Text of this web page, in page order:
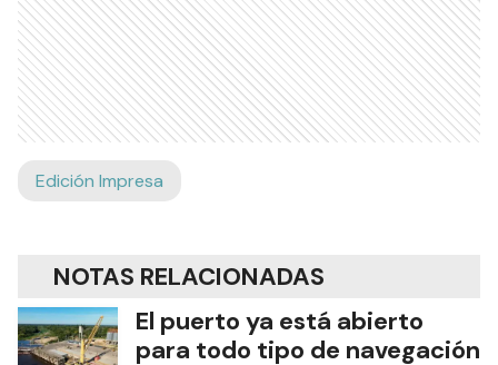
Edición Impresa
NOTAS RELACIONADAS
El puerto ya está abierto
para todo tipo de navegación